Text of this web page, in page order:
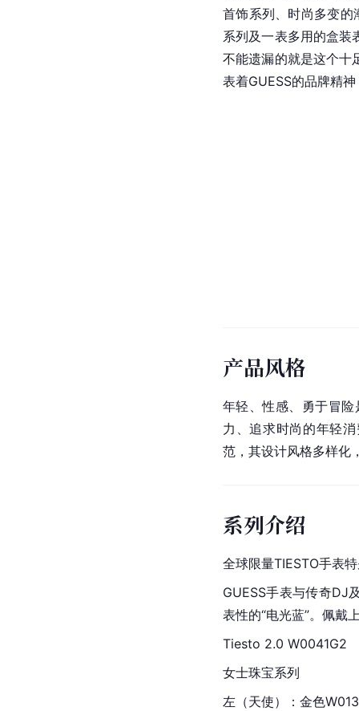
首饰系列、时尚多变的
系列及一表多用的盒装
不能遗漏的就是这个十
表着GUESS的品牌精
产品风格
年轻、性感、勇于冒险
力、追求时尚的年轻
范，其设计风格多样化
系列介绍
全球限量TIESTO手表
GUESS手表与传奇DJ
表性的“电光蓝”。佩戴
Tiesto 2.0 W0041G2
女士珠宝系列
左（天使）：金色